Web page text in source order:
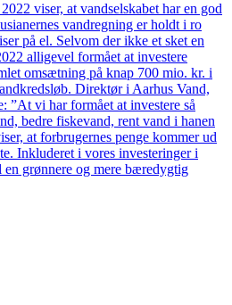
viser, at vandselskabet har en god
vandregning er holdt i ro
på el. Selvom der ikke et sket en
alligevel formået at investere
omsætning på knap 700 mio. kr. i
Direktør i Aarhus Vand,
”At vi har formået at investere så
bedre fiskevand, rent vand i hanen
at forbrugernes penge kommer ud
Inkluderet i vores investeringer i
grønnere og mere bæredygtig